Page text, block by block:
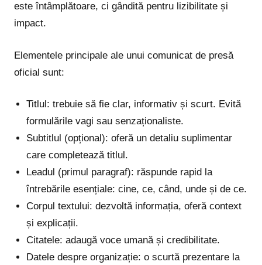
este întâmplătoare, ci gândită pentru lizibilitate și
impact.
Elementele principale ale unui comunicat de presă
oficial sunt:
Titlul: trebuie să fie clar, informativ și scurt. Evită
formulările vagi sau senzaționaliste.
Subtitlul (opțional): oferă un detaliu suplimentar
care completează titlul.
Leadul (primul paragraf): răspunde rapid la
întrebările esențiale: cine, ce, când, unde și de ce.
Corpul textului: dezvoltă informația, oferă context
și explicații.
Citatele: adaugă voce umană și credibilitate.
Datele despre organizație: o scurtă prezentare la